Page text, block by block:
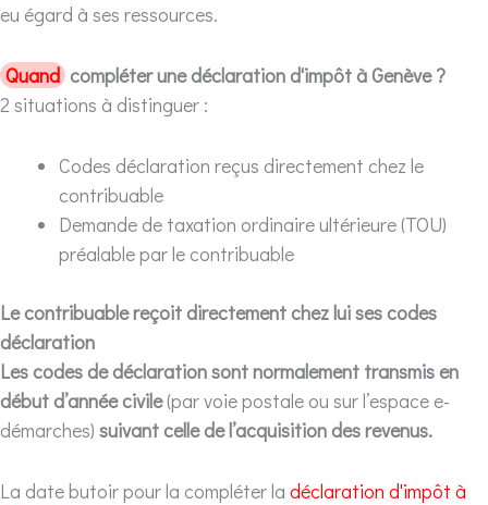
eu égard à ses ressources.
Quand compléter une déclaration d'impôt à Genève ?
2 situations à distinguer :
Codes déclaration reçus directement chez le
contribuable
Demande de taxation ordinaire ultérieure (TOU)
préalable par le contribuable
Le contribuable reçoit directement chez lui ses codes
déclaration
Les codes de déclaration sont normalement transmis en
début d’année civile(par voie postale ou sur l’espace e-
démarches) suivant celle de l’acquisition des revenus.
La date butoir pour la compléter la déclaration d'impôt à